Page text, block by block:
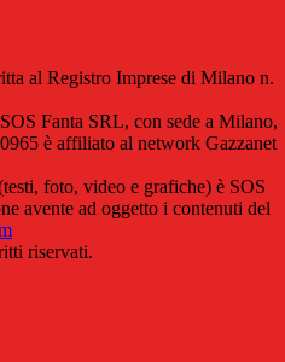
al Registro Imprese di Milano n.
Fanta SRL, con sede a Milano,
è affiliato al network Gazzanet
foto, video e grafiche) è SOS
avente ad oggetto i contenuti del
riservati.